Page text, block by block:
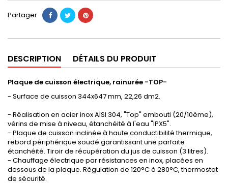
Partager
DESCRIPTION DÉTAILS DU PRODUIT
Plaque de cuisson électrique, rainurée -TOP-
- Surface de cuisson 344x647 mm, 22,26 dm2.
- Réalisation en acier inox AISI 304, "Top" embouti (20/10ème),
vérins de mise à niveau, étanchéité à l'eau "IPX5".
- Plaque de cuisson inclinée à haute conductibilité thermique,
rebord périphérique soudé garantissant une parfaite
étanchéité. Tiroir de récupération du jus de cuisson (3 litres).
- Chauffage électrique par résistances en inox, placées en
dessous de la plaque. Régulation de 120°C à 280°C, thermostat
de sécurité.